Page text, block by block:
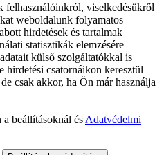
felhasználóinkról, viselkedésükről
weboldalunk folyamatos
hirdetések és tartalmak
statisztikák elemzésére
külső szolgáltatókkal is
hirdetési csatornáikon keresztül
csak akkor, ha Ön már használja
beállításoknál és Adatvédelmi